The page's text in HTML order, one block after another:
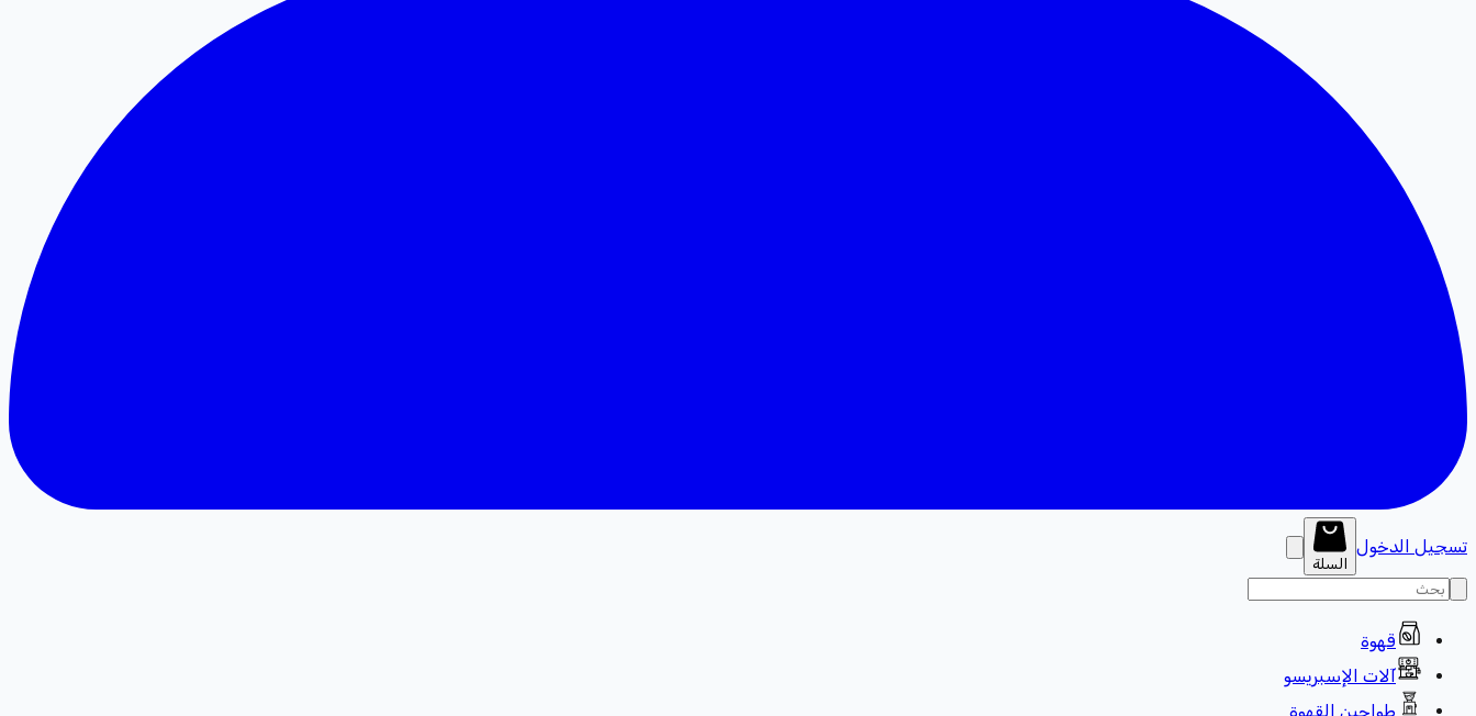
تسجيل الدخول
السلة
قهوة
آلات الإسبريسو
طواحين القهوة